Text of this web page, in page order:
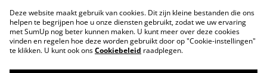
Contact
Voorwaarden
Privacybeleid
Cookiebeleid
Deze website maakt gebruik van cookies. Dit zijn kleine bestanden die ons
helpen te begrijpen hoe u onze diensten gebruikt, zodat we uw ervaring
met SumUp nog beter kunnen maken. U kunt meer over deze cookies
vinden en regelen hoe deze worden gebruikt door op "Cookie-instellingen"
te klikken. U kunt ook onsCookiebeleid raadplegen.